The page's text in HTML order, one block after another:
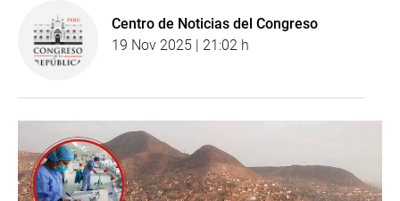
Centro de Noticias del Congreso
19 Nov 2025 | 21:02 h